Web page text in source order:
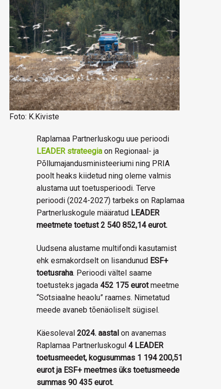
Foto: K.Kiviste
Raplamaa Partnerluskogu uue perioodi
LEADER strateegia on Regionaal- ja
Põllumajandusministeeriumi ning PRIA
poolt heaks kiidetud ning oleme valmis
alustama uut toetusperioodi. Terve
perioodi (2024-2027) tarbeks on Raplamaa
Partnerluskogule määratud LEADER
meetmete toetust 2 540 852,14 eurot.
Uudsena alustame multifondi kasutamist
ehk esmakordselt on lisandunud ESF+
toetusraha. Perioodi vältel saame
toetusteks jagada 452 175 eurotmeetme
“Sotsiaalne heaolu” raames. Nimetatud
meede avaneb tõenäoliselt sügisel.
Käesoleval 2024. aastal on avanemas
Raplamaa Partnerluskogul 4 LEADER
toetusmeedet, kogusummas 1 194 200,51
eurot ja ESF+ meetmes üks toetusmeede
summas 90 435 eurot.